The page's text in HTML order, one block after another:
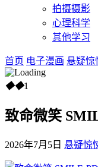
拍摄摄影
心理科学
其他学习
首页 电子漫画 悬疑惊
◆◆1
致命微笑
2026年7月5日 悬疑惊